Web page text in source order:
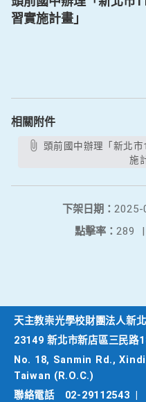
習實施計畫」
相關附件
施
下架日期： 2025-
點擊率： 289 |
天主教崇光學校財團法人新
23149 新北市新店區三民路
No. 18, Sanmin Rd.,
Taiwan (R.O.C.)
聯絡電話
02-29112543